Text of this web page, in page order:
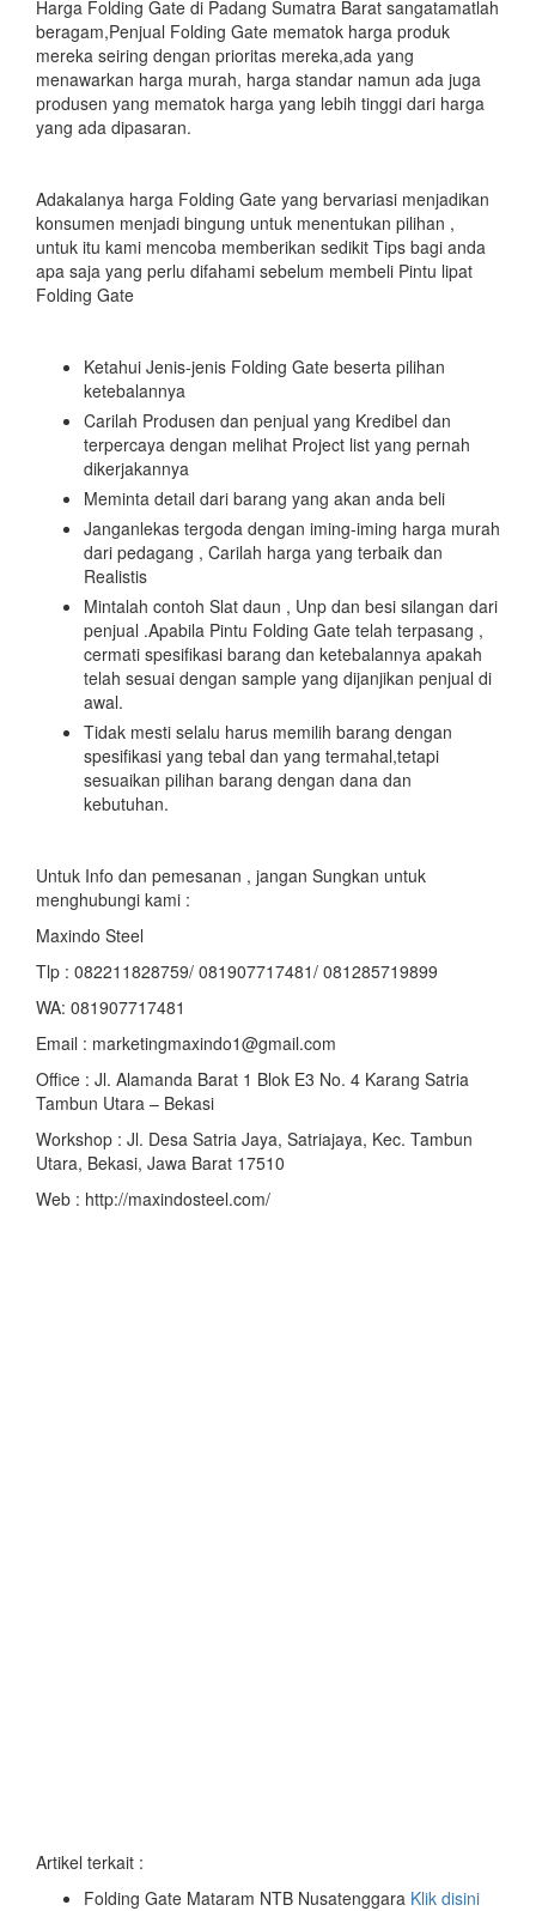
Harga Folding Gate di Padang Sumatra Barat sangatamatlah
beragam,Penjual Folding Gate mematok harga produk
mereka seiring dengan prioritas mereka,ada yang
menawarkan harga murah, harga standar namun ada juga
produsen yang mematok harga yang lebih tinggi dari harga
yang ada dipasaran.
Adakalanya harga Folding Gate yang bervariasi menjadikan
konsumen menjadi bingung untuk menentukan pilihan ,
untuk itu kami mencoba memberikan sedikit Tips bagi anda
apa saja yang perlu difahami sebelum membeli Pintu lipat
Folding Gate
Ketahui Jenis-jenis Folding Gate beserta pilihan
ketebalannya
Carilah Produsen dan penjual yang Kredibel dan
terpercaya dengan melihat Project list yang pernah
dikerjakannya
Meminta detail dari barang yang akan anda beli
Janganlekas tergoda dengan iming-iming harga murah
dari pedagang , Carilah harga yang terbaik dan
Realistis
Mintalah contoh Slat daun , Unp dan besi silangan dari
penjual .Apabila Pintu Folding Gate telah terpasang ,
cermati spesifikasi barang dan ketebalannya apakah
telah sesuai dengan sample yang dijanjikan penjual di
awal.
Tidak mesti selalu harus memilih barang dengan
spesifikasi yang tebal dan yang termahal,tetapi
sesuaikan pilihan barang dengan dana dan
kebutuhan.
Untuk Info dan pemesanan , jangan Sungkan untuk
menghubungi kami :
Maxindo Steel
Tlp : 082211828759/ 081907717481/ 081285719899
WA: 081907717481
Email : marketingmaxindo1@gmail.com
Office : Jl. Alamanda Barat 1 Blok E3 No. 4 Karang Satria
Tambun Utara – Bekasi
Workshop : Jl. Desa Satria Jaya, Satriajaya, Kec. Tambun
Utara, Bekasi, Jawa Barat 17510
Web : http://maxindosteel.com/
Artikel terkait :
Folding Gate Mataram NTB Nusatenggara Klik disini